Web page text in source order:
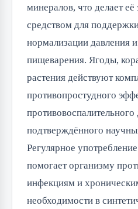
минералов, что делает
средством для
нормализации давления
пищеварения. Ягоды,
растения действуют
противопростудного
противовоспалительного
подтверждённого
Регулярное
помогает организму
инфекциям и
необходимости в